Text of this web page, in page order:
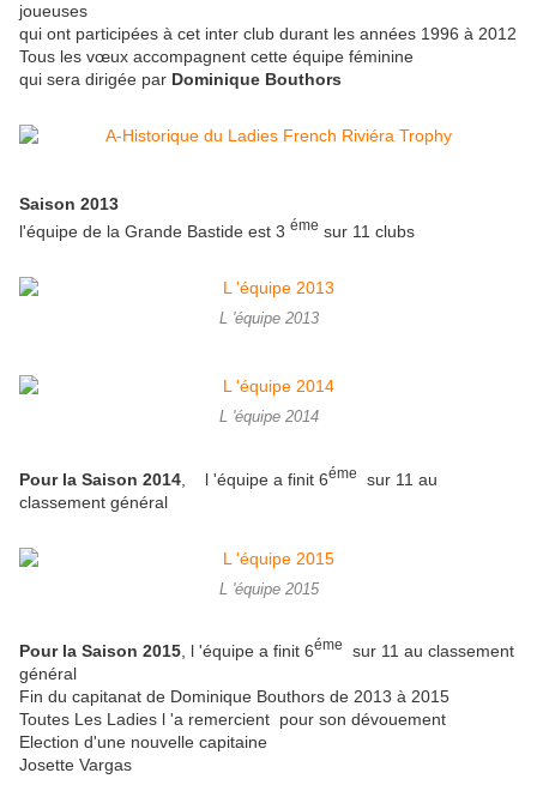
joueuses
qui ont participées à cet inter club durant les années 1996 à 2012
Tous les vœux accompagnent cette équipe féminine
qui sera dirigée par Dominique Bouthors
Saison 2013
l'équipe de la Grande Bastide est 3 éme sur 11 clubs
L 'équipe 2013
L 'équipe 2014
Pour la Saison 2014 , l 'équipe a finit 6éme
sur 11 au
classement général
L 'équipe 2015
Pour la Saison 2015 , l 'équipe a finit 6éme
sur 11 au classement
général
Fin du capitanat de Dominique Bouthors de 2013 à 2015
Toutes Les Ladies l 'a remercient pour son dévouement
Election d'une nouvelle capitaine
Josette Vargas